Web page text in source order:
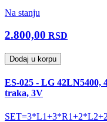
Na stanju
2.800,00 RSD
Dodaj u korpu
ES-025 - LG 42LN5400,
traka, 3V